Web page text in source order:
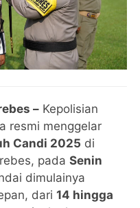
– Kepolisian
resmi menggelar
Candi 2025 di
padaSenin
dimulainya
dari14 hingga